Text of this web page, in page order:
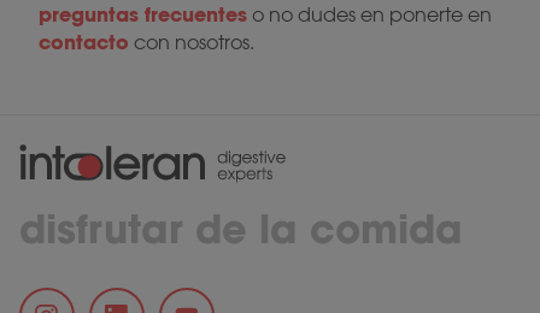
preguntas frecuentes o no dudes en ponerte en
contacto con nosotros.
disfrutar de la comida